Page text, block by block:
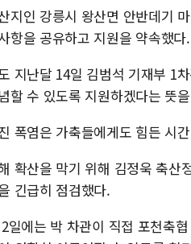
지인 강릉시 왕산면 안반데기
항을 공유하고 지원을 약속했다.
지난달 14일 김범석 기재부 1
할 수 있도록 지원하겠다는 뜻
폭염은 가축들에게도 힘든 시
확산을 막기 위해 김정욱 축산
긴급히 점검했다.
일에는 박 차관이 직접 포천축